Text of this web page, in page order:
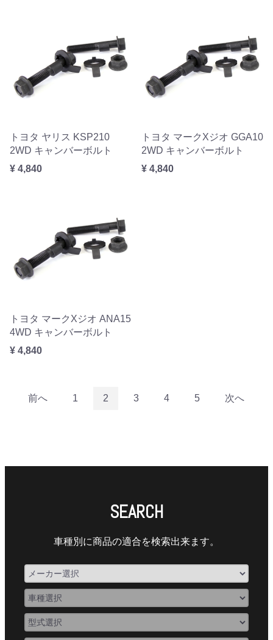
トヨタ ヤリス KSP210
2WD キャンバーボルト
¥ 4,840
トヨタ マークXジオ GGA10
2WD キャンバーボルト
¥ 4,840
トヨタ マークXジオ ANA15
4WD キャンバーボルト
¥ 4,840
前へ 1 2 3 4 5 次へ
SEARCH
車種別に商品の適合を検索出来ます。